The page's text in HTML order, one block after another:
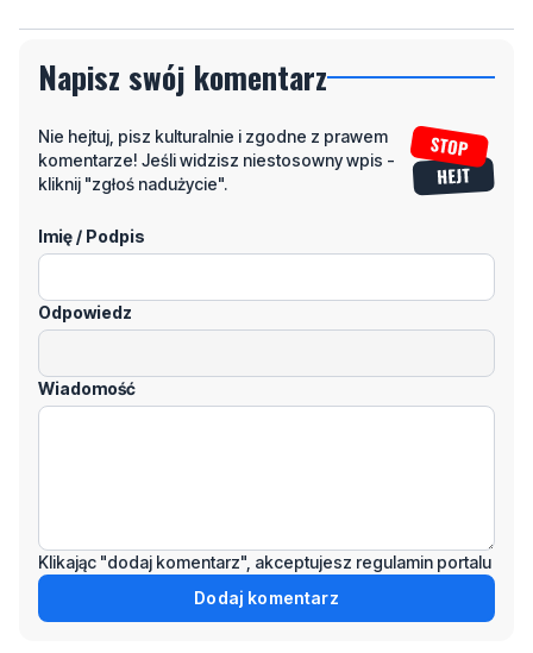
Napisz swój komentarz
Nie hejtuj, pisz kulturalnie i zgodne z prawem
komentarze! Jeśli widzisz niestosowny wpis -
kliknij "zgłoś nadużycie".
Imię / Podpis
Odpowiedz
Wiadomość
Klikając "dodaj komentarz", akceptujesz regulamin portalu
Dodaj komentarz